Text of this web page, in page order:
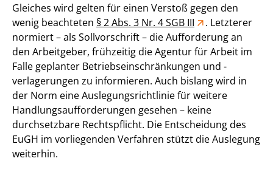
Gleiches wird gelten für einen Verstoß gegen den
wenig beachteten § 2 Abs. 3 Nr. 4 SGB III
. Letzterer
normiert – als Sollvorschrift – die Aufforderung an
den Arbeitgeber, frühzeitig die Agentur für Arbeit im
Falle geplanter Betriebseinschränkungen und -
verlagerungen zu informieren. Auch bislang wird in
der Norm eine Auslegungsrichtlinie für weitere
Handlungsaufforderungen gesehen – keine
durchsetzbare Rechtspflicht. Die Entscheidung des
EuGH im vorliegenden Verfahren stützt die Auslegung
weiterhin.